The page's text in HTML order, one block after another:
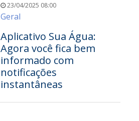
23/04/2025 08:00
Geral
Aplicativo Sua Água:
Agora você fica bem
informado com
notificações
instantâneas